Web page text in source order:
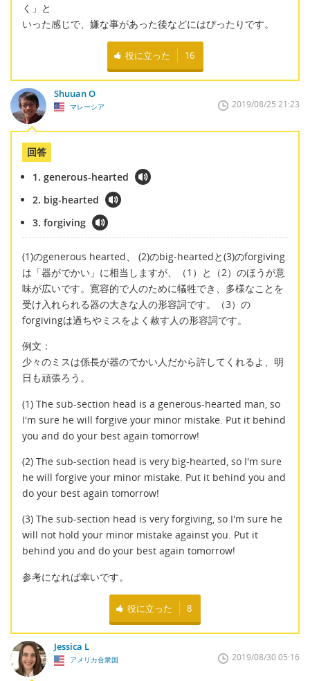
く」と
いった感じで、嫌な事があった後などにはぴったりです。
役に立った 16
Shuuan O
マレーシア 2019/08/25 21:23
回答
1. generous-hearted
2. big-hearted
3. forgiving
(1)のgenerous hearted、 (2)のbig-heartedと(3)のforgiving
は「器がでかい」に相当しますが、（1）と（2）のほうが意
味が広いです。寛容的で人のために犠牲でき、多様なことを
受け入れられる器の大きな人の形容詞です。（3）の
forgivingは過ちやミスをよく赦す人の形容詞です。
例文：
少々のミスは係長が器のでかい人だから許してくれるよ、明
日も頑張ろう。
(1) The sub-section head is a generous-hearted man, so
I'm sure he will forgive your minor mistake. Put it behind
you and do your best again tomorrow!
(2) The sub-section head is very big-hearted, so I'm sure
he will forgive your minor mistake. Put it behind you and
do your best again tomorrow!
(3) The sub-section head is very forgiving, so I'm sure he
will not hold your minor mistake against you. Put it
behind you and do your best again tomorrow!
参考になれば幸いです。
役に立った 8
Jessica L
アメリカ合衆国 2019/08/30 05:16